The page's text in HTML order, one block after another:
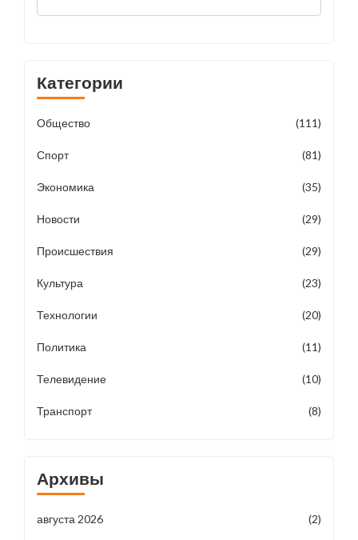
домашнюю форму
Категории
Общество (111)
Спорт (81)
Экономика (35)
Новости (29)
Происшествия (29)
Культура (23)
Технологии (20)
Политика (11)
Телевидение (10)
Транспорт (8)
Архивы
августа 2026 (2)